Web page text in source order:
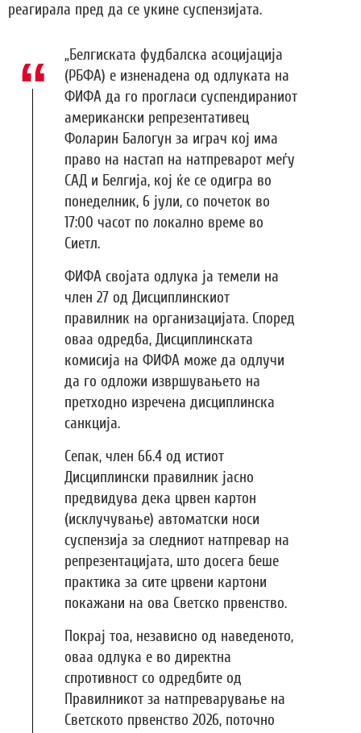
реагирала пред да се укине суспензијата.
„Белгиската фудбалска асоцијација
(РБФА) е изненадена од одлуката на
ФИФА да го прогласи суспендираниот
американски репрезентативец
Фоларин Балогун за играч кој има
право на настап на натпреварот меѓу
САД и Белгија, кој ќе се одигра во
понеделник, 6 јули, со почеток во
17:00 часот по локално време во
Сиетл.
ФИФА својата одлука ја темели на
член 27 од Дисциплинскиот
правилник на организацијата. Според
оваа одредба, Дисциплинската
комисија на ФИФА може да одлучи
да го одложи извршувањето на
претходно изречена дисциплинска
санкција.
Сепак, член 66.4 од истиот
Дисциплински правилник јасно
предвидува дека црвен картон
(исклучување) автоматски носи
суспензија за следниот натпревар на
репрезентацијата, што досега беше
практика за сите црвени картони
покажани на ова Светско првенство.
Покрај тоа, независно од наведеното,
оваа одлука е во директна
спротивност со одредбите од
Правилникот за натпреварување на
Светското првенство 2026, поточно